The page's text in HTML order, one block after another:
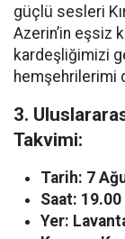
güçlü sesleri
Azerin’in eşsiz
kardeşliğimizi
hemşehrilerimi
3.
Takvimi:
Tarih: 7
Saat: 19.00
Yer: